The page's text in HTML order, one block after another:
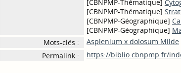
[CBNPMP-Thématique]
[CBNPMP-Thématique]
[CBNPMP-Géographique]
[CBNPMP-Géographique]
Mots-clés :
Asplenium x dolosum Milde
Permalink :
https://biblio.cbnpmp.fr/